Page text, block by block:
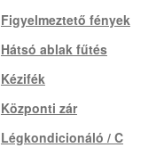
Figyelmeztető fények
Hátsó ablak fűtés
Kézifék
Központi zár
Légkondicionáló / C